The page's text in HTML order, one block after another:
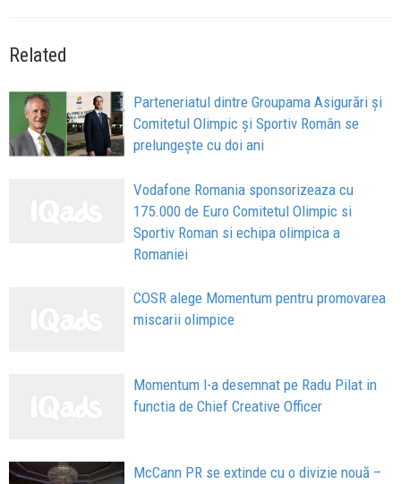
Related
Parteneriatul dintre Groupama Asigurări și
Comitetul Olimpic și Sportiv Român se
prelungește cu doi ani
Vodafone Romania sponsorizeaza cu
175.000 de Euro Comitetul Olimpic si
Sportiv Roman si echipa olimpica a
Romaniei
COSR alege Momentum pentru promovarea
miscarii olimpice
Momentum l-a desemnat pe Radu Pilat in
functia de Chief Creative Officer
McCann PR se extinde cu o divizie nouă –